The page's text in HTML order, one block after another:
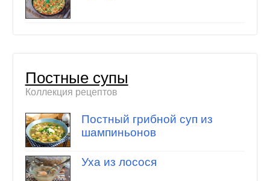
Постные супы
Коллекция рецептов
Постный грибной суп из
шампиньонов
Уха из лосося